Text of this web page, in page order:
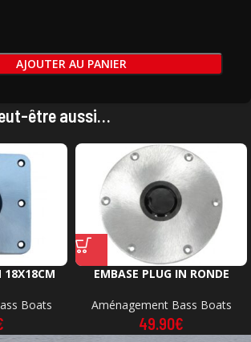
AJOUTER AU PANIER
être aussi…
18X18CM
Boats
EMBASE PLUG IN RONDE
Aménagement Bass Boats
49.90€